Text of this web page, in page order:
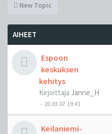
New Topic
AIHEET
Espoon
keskuksen
kehitys
Kirjoittaja Janne_H
- 20.03.07 19:41
Keilaniemi-